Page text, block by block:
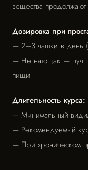
вещества продолжают
Дозировка при
— 2–3 чашки в день
— Не натощак —
пищи
Длительность курса:
— Минимальный
— Рекомендуемый
— При хроническом